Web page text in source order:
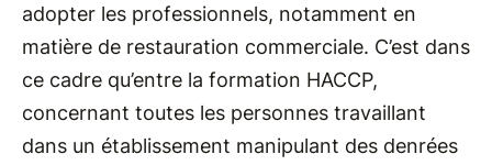
adopter les professionnels, notamment en
matière de restauration commerciale. C’est dans
ce cadre qu’entre la formation HACCP,
concernant toutes les personnes travaillant
dans un établissement manipulant des denrées